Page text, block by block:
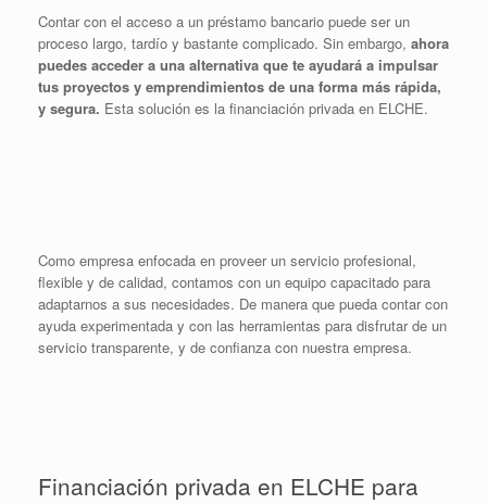
Contar con el acceso a un préstamo bancario puede ser un
proceso largo, tardío y bastante complicado. Sin embargo, ahora
puedes acceder a una alternativa que te ayudará a impulsar
tus proyectos y emprendimientos de una forma más rápida,
y segura. Esta solución es la financiación privada en ELCHE.
Como empresa enfocada en proveer un servicio profesional,
flexible y de calidad, contamos con un equipo capacitado para
adaptarnos a sus necesidades. De manera que pueda contar con
ayuda experimentada y con las herramientas para disfrutar de un
servicio transparente, y de confianza con nuestra empresa.
Financiación privada en ELCHE para